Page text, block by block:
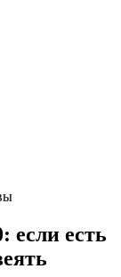
если есть